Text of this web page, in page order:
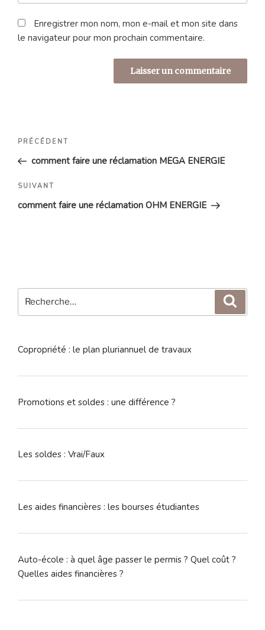
Enregistrer mon nom, mon e-mail et mon site dans
le navigateur pour mon prochain commentaire.
Navigation
l’article
Article
précédent
PRÉCÉDENT
comment faire une réclamation MEGA ENERGIE
Article
suivant
SUIVANT
comment faire une réclamation OHM ENERGIE
pour
Copropriété : le plan pluriannuel de travaux
Promotions et soldes : une différence ?
Les soldes : Vrai/Faux
Les aides financières : les bourses étudiantes
Auto-école : à quel âge passer le permis ? Quel coût ?
Quelles aides financières ?